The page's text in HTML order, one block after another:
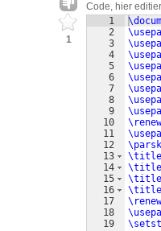
1
Code, hier
1
2
3
4
5
6
7
8
9
10
11
12
13
14
15
16
17
18
19